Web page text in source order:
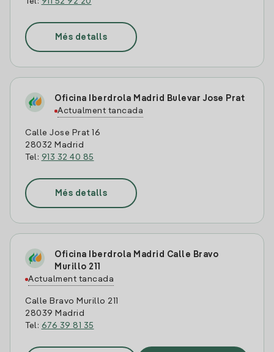
Més detalls
Oficina Iberdrola Madrid Bulevar Jose Prat
Actualment tancada
Calle Jose Prat 16
28032 Madrid
Tel: 913 32 40 85
Més detalls
Oficina Iberdrola Madrid Calle Bravo
Murillo 211
Actualment tancada
Calle Bravo Murillo 211
28039 Madrid
Tel: 676 39 81 35